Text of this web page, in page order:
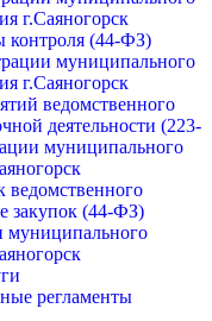
г.Саяногорск
контроля (44-ФЗ)
муниципального
г.Саяногорск
ведомственного
деятельности (223-
муниципального
закупок (44-ФЗ)
муниципального
регламенты